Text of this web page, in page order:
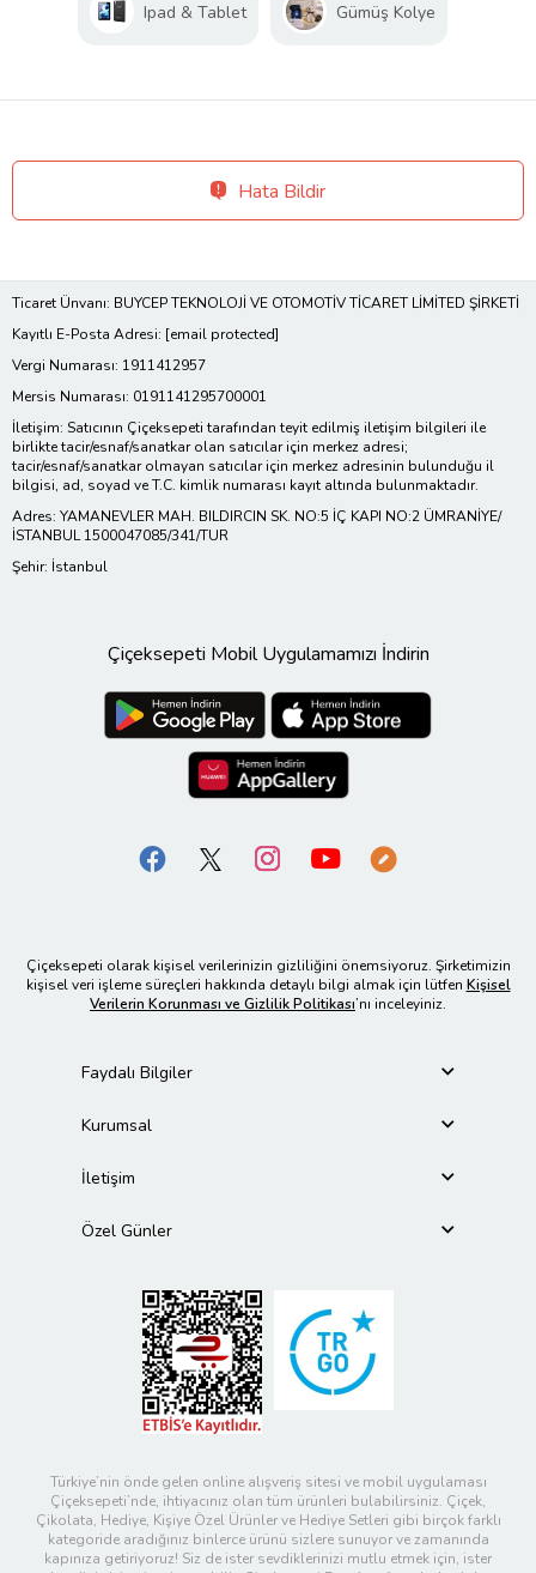
Ipad & Tablet Gümüş Kolye
Hata Bildir
Ticaret Ünvanı: BUYCEP TEKNOLOJİ VE OTOMOTİV TİCARET LİMİTED ŞİRKETİ
Kayıtlı E-Posta Adresi: [email protected]
Vergi Numarası: 1911412957
Mersis Numarası: 0191141295700001
İletişim: Satıcının Çiçeksepeti tarafından teyit edilmiş iletişim bilgileri ile
birlikte tacir/esnaf/sanatkar olan satıcılar için merkez adresi;
tacir/esnaf/sanatkar olmayan satıcılar için merkez adresinin bulunduğu il
bilgisi, ad, soyad ve T.C. kimlik numarası kayıt altında bulunmaktadır.
Adres: YAMANEVLER MAH. BILDIRCIN SK. NO:5 İÇ KAPI NO:2 ÜMRANİYE/
İSTANBUL 1500047085/341/TUR
Şehir: İstanbul
Çiçeksepeti Mobil Uygulamamızı İndirin
Çiçeksepeti olarak kişisel verilerinizin gizliliğini önemsiyoruz. Şirketimizin
kişisel veri işleme süreçleri hakkında detaylı bilgi almak için lütfen Kişisel
Verilerin Korunması ve Gizlilik Politikası’nı inceleyiniz.
Faydalı Bilgiler
Kurumsal
İletişim
Özel Günler
Türkiye’nin önde gelen online alışveriş sitesi ve mobil uygulaması
Çiçeksepeti’nde, ihtiyacınız olan tüm ürünleri bulabilirsiniz. Çiçek,
Çikolata, Hediye, Kişiye Özel Ürünler ve Hediye Setleri gibi birçok farklı
kategoride aradığınız binlerce ürünü sizlere sunuyor ve zamanında
kapınıza getiriyoruz! Siz de ister sevdiklerinizi mutlu etmek için, ister